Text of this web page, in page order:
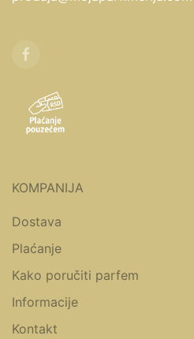
KOMPANIJA
Dostava
Plaćanje
Kako poručiti parfem
Informacije
Kontakt